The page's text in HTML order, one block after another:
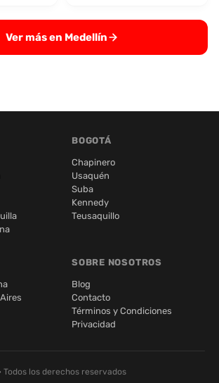
Ver más en Medellín
BOGOTÁ
Chapinero
Usaquén
Suba
Kennedy
Teusaquillo
SOBRE NOSOTROS
Blog
Contacto
Términos y Condiciones
Privacidad
los derechos reservados